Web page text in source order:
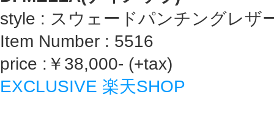
style : スウェードパンチングレザ
Item Number : 5516
price :￥38,000- (+tax)
EXCLUSIVE 楽天SHOP